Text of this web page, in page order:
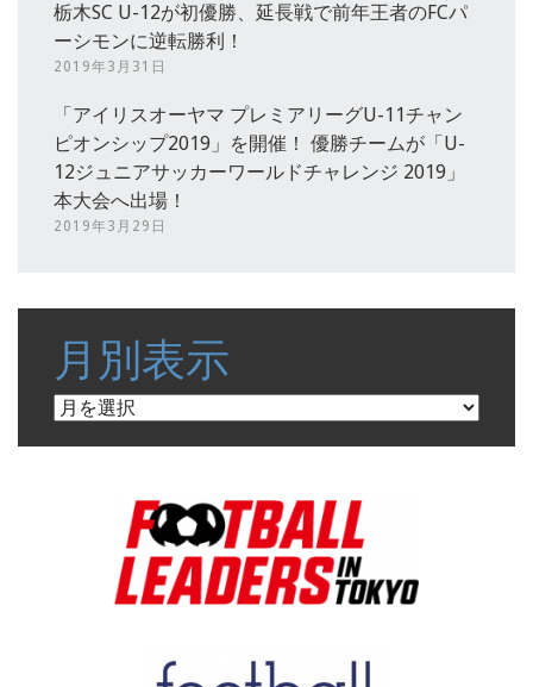
栃木SC U-12が初優勝、延長戦で前年王者のFCパ
ーシモンに逆転勝利！
2019年3月31日
「アイリスオーヤマ プレミアリーグU-11チャン
ピオンシップ2019」を開催！ 優勝チームが「U-
12ジュニアサッカーワールドチャレンジ 2019」
本大会へ出場！
2019年3月29日
月別表示
月